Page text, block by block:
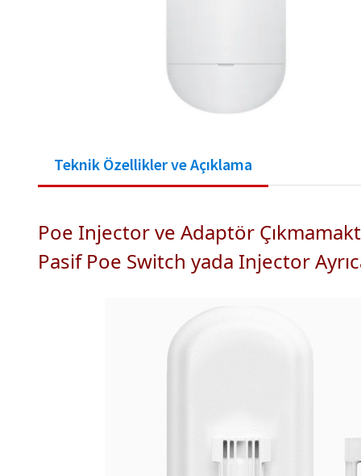
Teknik Özellikler ve Açıklama